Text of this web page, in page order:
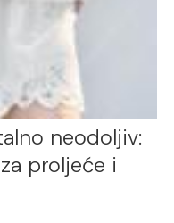
neodoljiv:
proljeće i